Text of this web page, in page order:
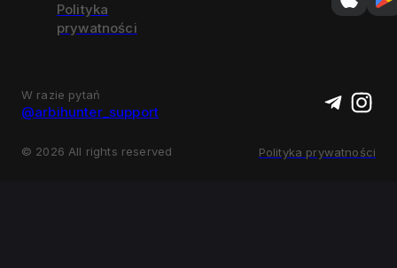
Polityka
prywatności
W razie pytań
@arbihunter_support
© 2026 All rights reserved Polityka prywatności